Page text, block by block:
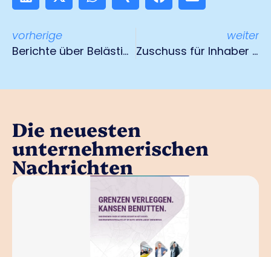
vorherige
Berichte über Belästigungen durch Steinmarder
weiter
Zuschuss für Inhaber des Beratungsstatus
Die neuesten
unternehmerischen
Nachrichten